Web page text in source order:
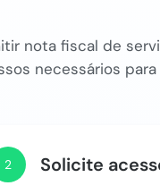
nota fiscal de
necessários
2 Solicite